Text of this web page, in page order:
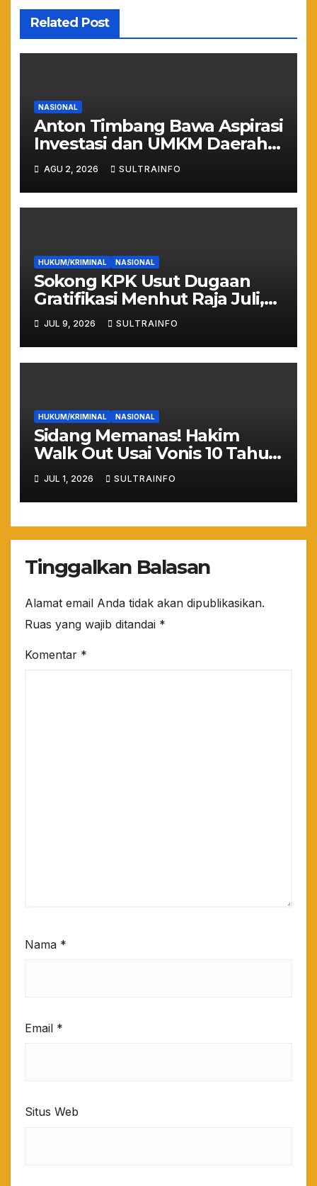
Related Post
NASIONAL
Anton Timbang Bawa Aspirasi
Investasi dan UMKM Daerah
ke Istana Merdeka
AGU 2, 2026 SULTRAINFO
HUKUM/KRIMINAL NASIONAL
Sokong KPK Usut Dugaan
Gratifikasi Menhut Raja Juli,
WHN: Jangan Sampai Hutan
Gundul Bikin Banjir!
JUL 9, 2026 SULTRAINFO
HUKUM/KRIMINAL NASIONAL
Sidang Memanas! Hakim
Walk Out Usai Vonis 10 Tahun
Nadiem Makarim, Kuasa
Hukum: “Yang Mulia Takut
Ya!”
JUL 1, 2026 SULTRAINFO
Tinggalkan Balasan
Alamat email Anda tidak akan dipublikasikan.
Ruas yang wajib ditandai *
Komentar *
Nama *
Email *
Situs Web